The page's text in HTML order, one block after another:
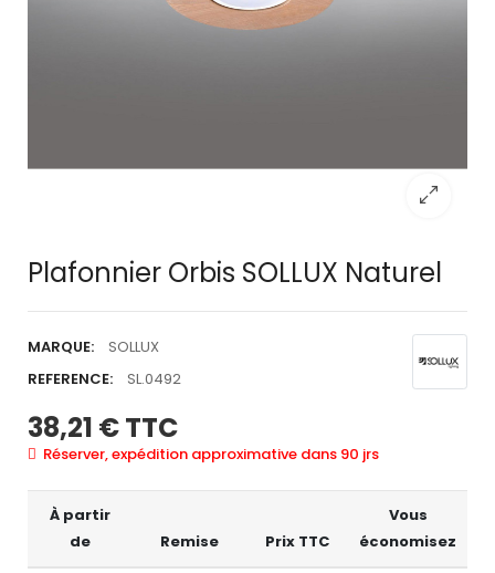
Plafonnier Orbis SOLLUX Naturel
MARQUE:
SOLLUX
REFERENCE:
SL.0492
38,21 €TTC
Réserver, expédition approximative dans 90 jrs
À partir
de
Remise Prix TTC
Vous
économisez